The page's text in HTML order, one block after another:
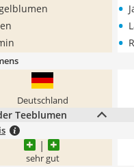
•
•
•
Deutschland
Teeblumen
sehr gut